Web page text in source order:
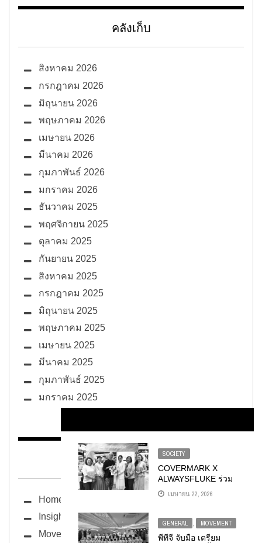
SOCIETY
COVERMARK X
ALWAYSFLUKE ร่วม
จัดกิจกรรมเวิร์กชอปสุ
ดเอ็กซ์คลูซีฟ
เมษายน 22, 2026
GENERAL MOVEMENT
พีทีจี จับมือ เตรียม
คลังเก็บ
สิงหาคม 2026
กรกฎาคม 2026
มิถุนายน 2026
พฤษภาคม 2026
เมษายน 2026
มีนาคม 2026
กุมภาพันธ์ 2026
มกราคม 2026
ธันวาคม 2025
พฤศจิกายน 2025
ตุลาคม 2025
กันยายน 2025
สิงหาคม 2025
กรกฎาคม 2025
มิถุนายน 2025
พฤษภาคม 2025
เมษายน 2025
มีนาคม 2025
กุมภาพันธ์ 2025
มกราคม 2025
BUG ซอกแซก
Home
Insight
Movement